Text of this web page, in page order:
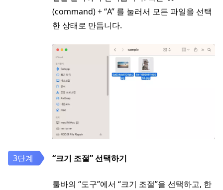
(command) + “A” 를 눌러서 모든 파일을 선택
한 상태로 만듭니다.
“크기 조절” 선택하기
툴바의 “도구”에서 “크기 조절”을 선택하고, 한